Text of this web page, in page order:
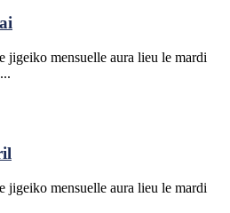
jigeiko mensuelle aura lieu le mardi
jigeiko mensuelle aura lieu le mardi